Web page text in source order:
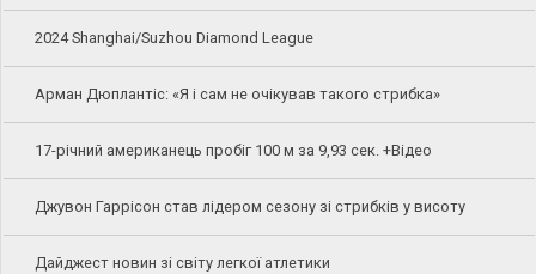
2024 Shanghai/Suzhou Diamond League
Арман Дюплантіс: «Я і сам не очікував такого стрибка»
17-річний американець пробіг 100 м за 9,93 сек. +Відео
Джувон Гаррісон став лідером сезону зі стрибків у висоту
Дайджест новин зі світу легкої атлетики